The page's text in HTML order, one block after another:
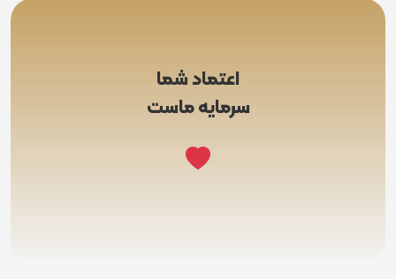
اعتماد شما
سرمایه ماست